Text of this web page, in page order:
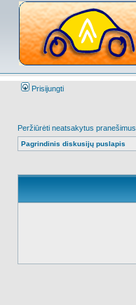
Prisijungti
Peržiūrėti neatsakytus pranešimus
Pagrindinis diskusijų puslapis